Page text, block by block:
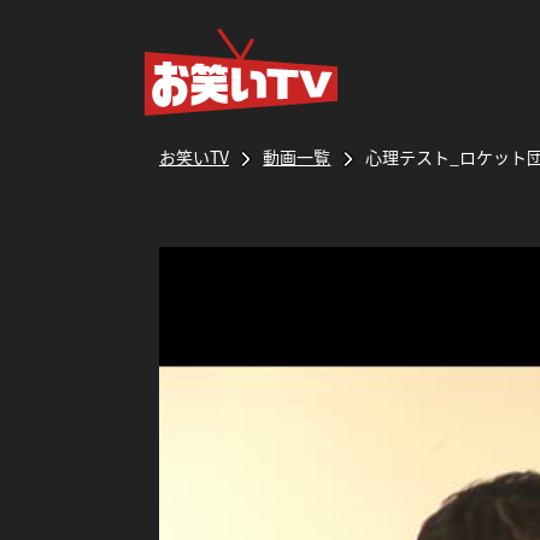
お笑いTV 動画一覧 心理テスト_ロケット